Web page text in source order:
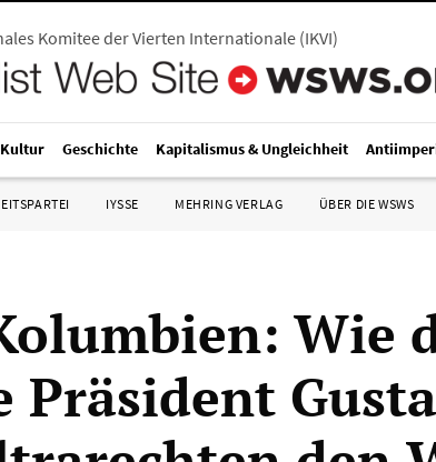
Komitee der Vierten Internationale (IKVI)
Geschichte Kapitalismus & Ungleichheit
IYSSE MEHRING VERLAG ÜBER DIE WSWS
Wie
Präsident